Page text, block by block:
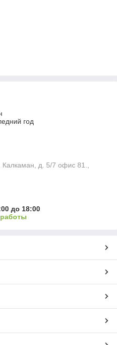
год
д. 5/7 офис 81.,
до 18:00